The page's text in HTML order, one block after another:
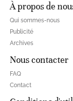
À propos de
Qui sommes-nous
Publicité
Archives
Nous contacter
FAQ
Contact